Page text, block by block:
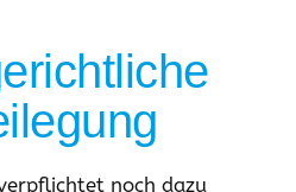
noch dazu